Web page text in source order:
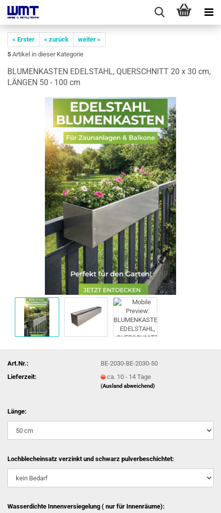
« Erster « zurück
weiter »
5 Artikel in dieser Kategorie
BLU­MEN­KAS­TEN EDEL­STAHL, QUER­SCHNITT 20 x 30 cm,
LÄN­GEN 50 - 100 cm
Art.Nr.:
BE-2030-BE-2030-50
Lieferzeit:
ca. 10 - 14 Tage
(Ausland abweichend)
Länge:
Lochblecheinsatz verzinkt und schwarz pulverbeschichtet:
Wasserdichte Innenversiegelung ( nur für Innenräume):